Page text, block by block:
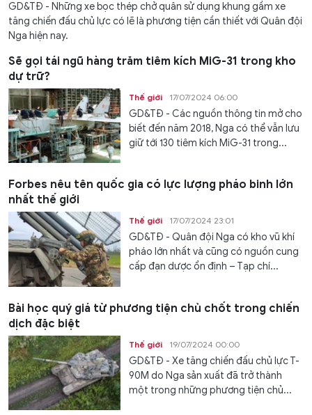
GD&TĐ - Những xe bọc thép chở quân sử dụng khung gầm xe
tăng chiến đấu chủ lực có lẽ là phương tiện cần thiết với Quân đội
Nga hiện nay.
Sẽ gọi tái ngũ hàng trăm tiêm kích MiG-31 trong kho
dự trữ?
Thế giới 17/07/2024 06:00
GD&TĐ - Các nguồn thông tin mở cho
biết đến năm 2018, Nga có thể vẫn lưu
giữ tới 130 tiêm kích MiG-31 trong...
Forbes nêu tên quốc gia có lực lượng pháo binh lớn
nhất thế giới
Thế giới 17/07/2024 23:01
GD&TĐ - Quân đội Nga có kho vũ khí
pháo lớn nhất và cũng có nguồn cung
cấp đạn dược ổn định – Tạp chí...
Bài học quý giá từ phương tiện chủ chốt trong chiến
dịch đặc biệt
Thế giới 19/07/2024 00:00
GD&TĐ - Xe tăng chiến đấu chủ lực T-
90M do Nga sản xuất đã trở thành
một trong những phương tiện chủ...